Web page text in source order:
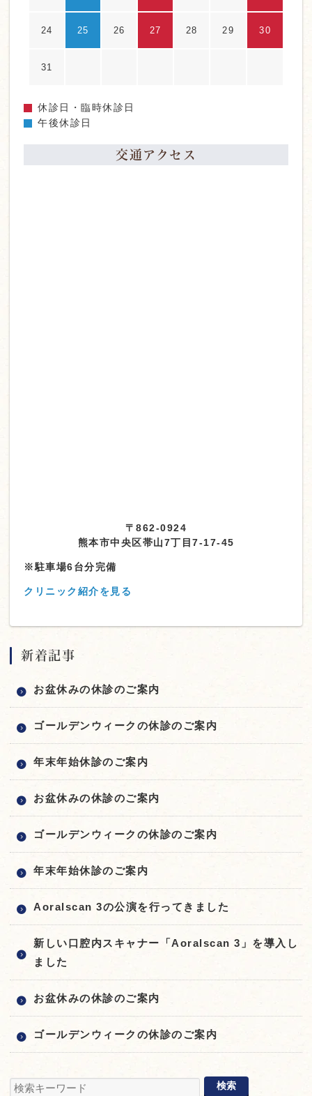
24 25 26 27 28 29 30
31
休診日・臨時休診日
午後休診日
交通アクセス
〒862-0924
熊本市中央区帯山7丁目7-17-45
※駐車場6台分完備
クリニック紹介を見る
新着記事
お盆休みの休診のご案内
ゴールデンウィークの休診のご案内
年末年始休診のご案内
お盆休みの休診のご案内
ゴールデンウィークの休診のご案内
年末年始休診のご案内
Aoralscan 3の公演を行ってきました
新しい口腔内スキャナー「Aoralscan 3」を導入し
ました
お盆休みの休診のご案内
ゴールデンウィークの休診のご案内